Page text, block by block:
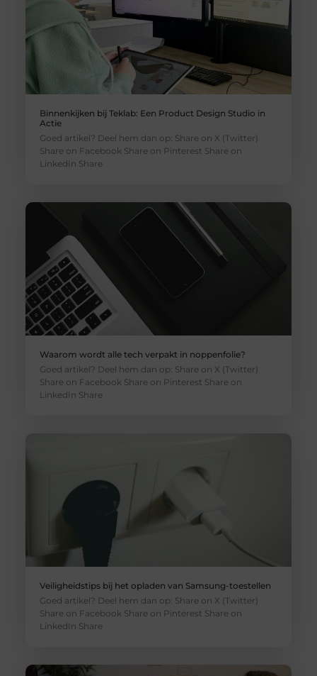
Binnenkijken bij Teklab: Een Product Design Studio in
Actie
Goed artikel? Deel hem dan op: Share on X (Twitter)
Share on Facebook Share on Pinterest Share on
LinkedIn Share
Waarom wordt alle tech verpakt in noppenfolie?
Goed artikel? Deel hem dan op: Share on X (Twitter)
Share on Facebook Share on Pinterest Share on
LinkedIn Share
Veiligheidstips bij het opladen van Samsung-toestellen
Goed artikel? Deel hem dan op: Share on X (Twitter)
Share on Facebook Share on Pinterest Share on
LinkedIn Share